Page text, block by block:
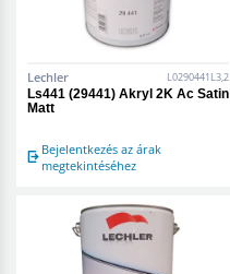
Lechler L0290441L3,2
Ls441 (29441) Akryl 2K Ac Satin
Matt
Bejelentkezés az árak
megtekintéséhez